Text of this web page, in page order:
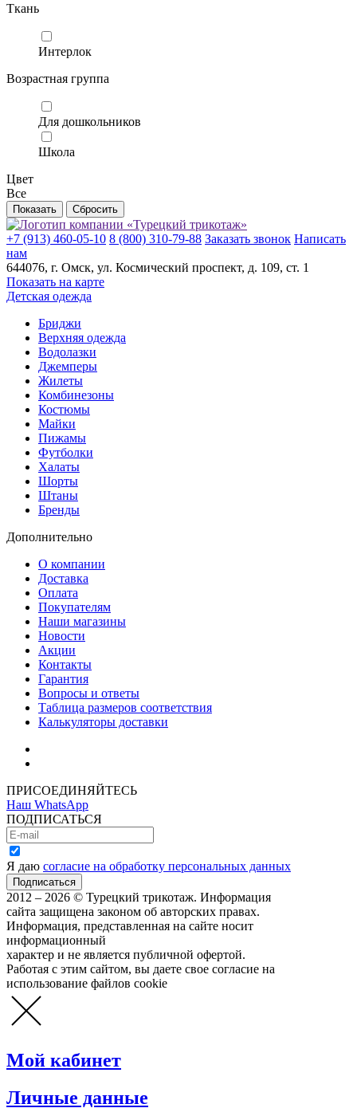
Ткань
Интерлок
Возрастная группа
Для дошкольников
Школа
Цвет
Все
+7 (913) 460-05-10 8 (800) 310-79-88 Заказать звонок Написать
нам
644076, г. Омск, ул. Космический проспект, д. 109, ст. 1
Показать на карте
Детская одежда
Бриджи
Верхняя одежда
Водолазки
Джемперы
Жилеты
Комбинезоны
Костюмы
Майки
Пижамы
Футболки
Халаты
Шорты
Штаны
Бренды
Дополнительно
О компании
Доставка
Оплата
Покупателям
Наши магазины
Новости
Акции
Контакты
Гарантия
Вопросы и ответы
Таблица размеров соответствия
Калькуляторы доставки
ПРИСОЕДИНЯЙТЕСЬ
Наш WhatsApp
ПОДПИСАТЬСЯ
Я даю согласие на обработку персональных данных
2012 – 2026 © Турецкий трикотаж. Информация
сайта защищена законом об авторских правах.
Информация, представленная на сайте носит
информационный
характер и не является публичной офертой.
Работая с этим сайтом, вы даете свое согласие на
использование файлов cookie
Мой кабинет
Личные данные